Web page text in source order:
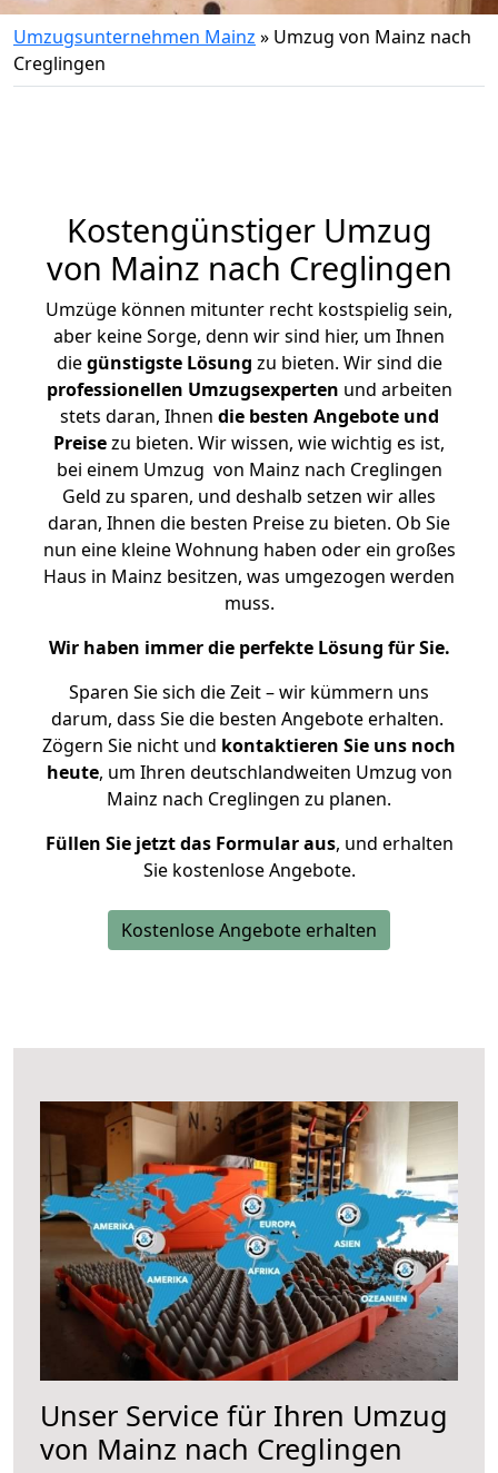
Umzugsunternehmen Mainz » Umzug von Mainz nach
Creglingen
Kostengünstiger Umzug
von Mainz nach Creglingen
Umzüge können mitunter recht kostspielig sein,
aber keine Sorge, denn wir sind hier, um Ihnen
diegünstigste Lösung zu bieten. Wir sind die
professionellen Umzugsexperten und arbeiten
stets daran, Ihnen die besten Angebote und
Preisezu bieten. Wir wissen, wie wichtig es ist,
bei einem Umzug von Mainz nach Creglingen
Geld zu sparen, und deshalb setzen wir alles
daran, Ihnen die besten Preise zu bieten. Ob Sie
nun eine kleine Wohnung haben oder ein großes
Haus in Mainz besitzen, was umgezogen werden
muss.
Wir haben immer die perfekte Lösung für Sie.
Sparen Sie sich die Zeit – wir kümmern uns
darum, dass Sie die besten Angebote erhalten.
Zögern Sie nicht und kontaktieren Sie uns noch
heute, um Ihren deutschlandweiten Umzug von
Mainz nach Creglingen zu planen.
Füllen Sie jetzt das Formular aus, und erhalten
Sie kostenlose Angebote.
Kostenlose Angebote erhalten
Unser Service für Ihren Umzug
von Mainz nach Creglingen